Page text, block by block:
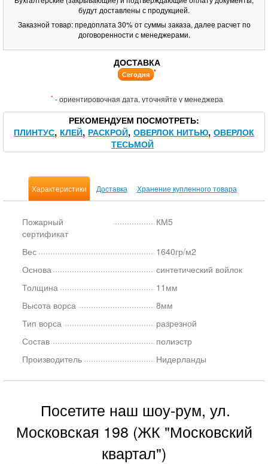
будут доставлены с продукцией.
Заказной товар: предоплата 30% от суммы заказа, далее расчет по
договоренности с менеджерами.
ДОСТАВКА
Сегодня *
* - ориентировочная дата, уточняйте у менеджера
РЕКОМЕНДУЕМ ПОСМОТРЕТЬ
ПЛИНТУС КЛЕЙ РАСКРОЙ ОВЕРЛОК НИТЬЮ ОВЕРЛОК
ТЕСЬМОЙ
Характеристики Доставка Хранение купленного товара
Пожарный
сертификат
КМ5
Вес
1640гр/м2
Основа
синтетический войлок
Толщина
11мм
Высота ворса
8мм
Тип ворса
разрезной
Состав
полиэстр
Производитель
Нидерланды
Посетите наш шоу-рум, ул.
Московская 198 (ЖК "Московский
квартал")